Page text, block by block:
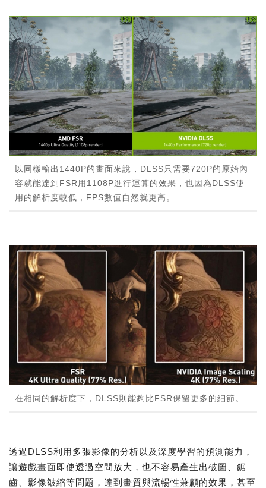
以同樣輸出1440P的畫面來說，DLSS只需要720P的原始內
容就能達到FSR用1108P進行運算的效果，也因為DLSS使
用的解析度較低，FPS數值自然就更高。
在相同的解析度下，DLSS則能夠比FSR保留更多的細節。
透過DLSS利用多張影像的分析以及深度學習的預測能力，
讓遊戲畫面即使透過空間放大，也不容易產生出破圖、鋸
齒、影像皺縮等問題，達到畫質與流暢性兼顧的效果，甚至